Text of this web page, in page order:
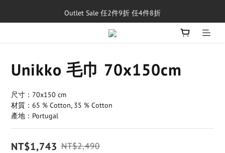
單筆消費滿$5,000享免運費
Outlet Sale 任2件9折 任4件8折
8/1~8/31，新品與經典商品滿額$10,000 現折$500
Unikko 毛巾 70x150cm
尺寸：70x150 cm
材質：65 % Cotton, 35 % Cotton
產地：Portugal
NT$1,743 NT$2,490